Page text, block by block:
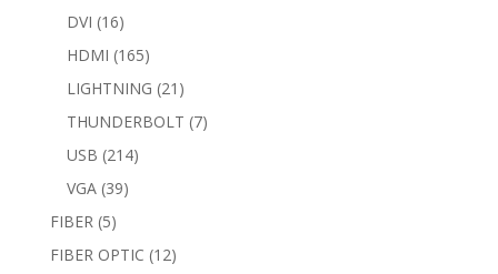
DVI 1616
products
HDMI 165165
products
LIGHTNING 21 21
products
THUNDERBOLT 77
USB 214214
VGA 3939
FIBER 55
products
FIBER OPTIC 1212